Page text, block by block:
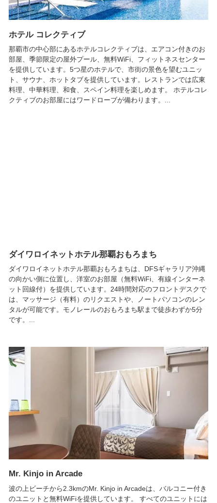
ホテル コレクティブ
那覇市の中心部にあるホテルコレクティブは、エアコン付きのお
部屋、季節限定の屋外プール、無料WiFi、フィットネスセンター
を提供しています。5つ星のホテルで、市街の景色を望むユニッ
ト、サウナ、ホットタブを提供しています。レストランでは広東
料理、中華料理、和食、スペイン料理を楽しめます。 ホテルコレ
クティブのお部屋にはワードローブが備わります。...
ダイワロイネットホテル那覇おもろまち
ダイワロイネットホテル那覇おもろまちは、DFSギャラリア沖縄
の向かい側に位置し、洋室のお部屋（無料WiFi、有線インターネ
ット回線付）を提供しています。24時間対応のフロントデスクで
は、マッサージ（有料）のリクエストや、ノートパソコンのレン
タルが可能です。モノレールのおもろまち駅まで徒歩わずか5分
です。...
Mr. Kinjo in Arcade
波の上ビーチから2.3kmのMr. Kinjo in Arcadeは、バルコニー付き
のユニットと無料WiFiを提供しています。 すべてのユニットには